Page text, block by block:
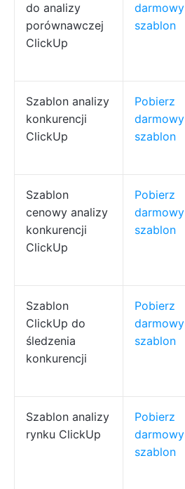
do analizy
porównawczej
ClickUp
darmowy
szablon
Szablon analizy
konkurencji
ClickUp
Pobierz
darmowy
szablon
Szablon
cenowy analizy
konkurencji
ClickUp
Pobierz
darmowy
szablon
Szablon
ClickUp do
śledzenia
konkurencji
Pobierz
darmowy
szablon
Szablon analizy
rynku ClickUp
Pobierz
darmowy
szablon